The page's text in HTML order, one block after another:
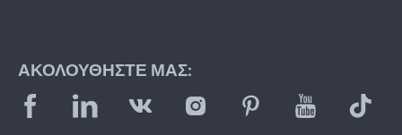
ΑΚΟΛΟΥΘΉΣΤΕ ΜΑΣ: